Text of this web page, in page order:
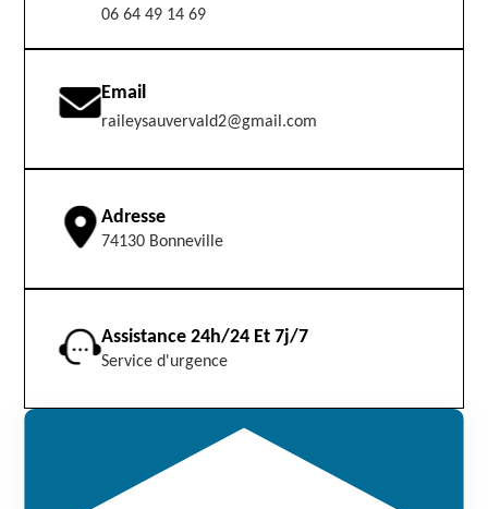
06 64 49 14 69
Email
raileysauvervald2@gmail.com
Adresse
74130 Bonneville
Assistance 24h/24 Et 7j/7
Service d'urgence